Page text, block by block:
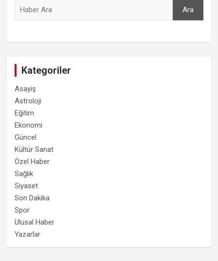
Ara
Kategoriler
Asayiş
Astroloji
Eğitim
Ekonomi
Güncel
Kültür Sanat
Özel Haber
Sağlık
Siyaset
Son Dakika
Spor
Ulusal Haber
Yazarlar